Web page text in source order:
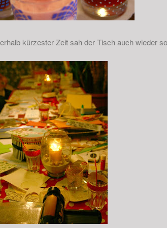
kürzester Zeit sah der Tisch auch wieder